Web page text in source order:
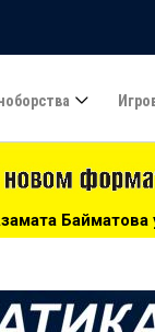
в турнире в